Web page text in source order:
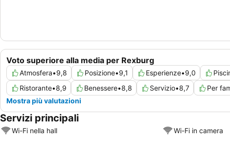
Voto superiore alla media per Rexburg
Atmosfera•9,8 Posizione•9,1 Esperienze•9,0
Ristorante•8,9 Benessere•8,8 Servizio•8,7 Per
Mostra più valutazioni
Servizi principali
Wi-Fi nella hall Wi-Fi in camera